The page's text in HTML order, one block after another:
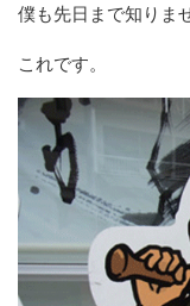
僕も先日まで知りま
これです。